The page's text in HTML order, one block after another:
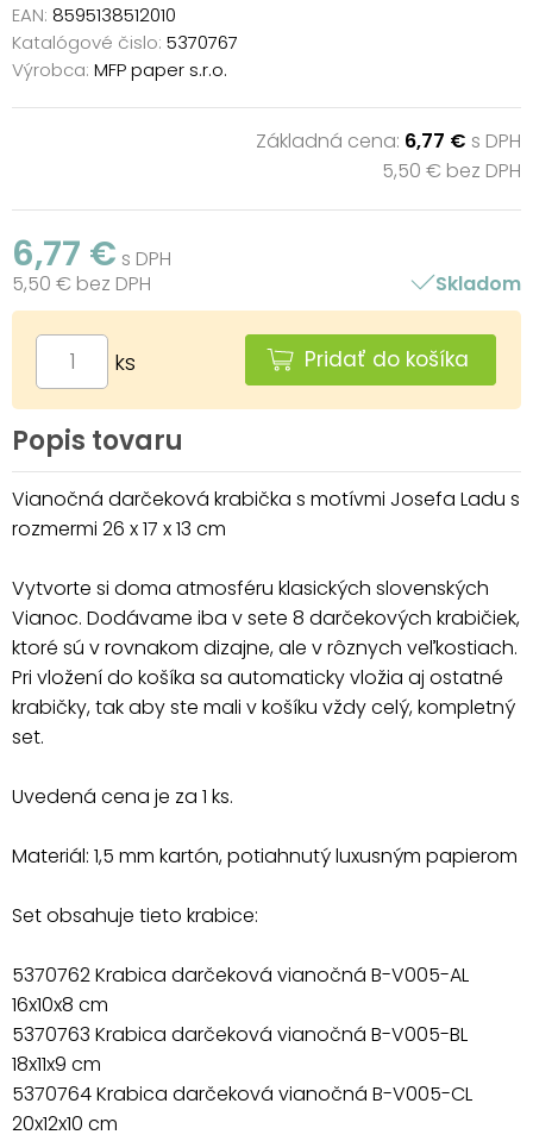
EAN: 8595138512010
Katalógové čislo: 5370767
Výrobca: MFP paper s.r.o.
Základná cena: 6,77 € s DPH
5,50 € bez DPH
6,77 € s DPH
5,50 € bez DPH
Skladom
ks Pridať do košíka
Popis tovaru
Vianočná darčeková krabička s motívmi Josefa Ladu s
rozmermi 26 x 17 x 13 cm
Vytvorte si doma atmosféru klasických slovenských
Vianoc. Dodávame iba v sete 8 darčekových krabičiek,
ktoré sú v rovnakom dizajne, ale v rôznych veľkostiach.
Pri vložení do košíka sa automaticky vložia aj ostatné
krabičky, tak aby ste mali v košíku vždy celý, kompletný
set.
Uvedená cena je za 1 ks.
Materiál: 1,5 mm kartón, potiahnutý luxusným papierom
Set obsahuje tieto krabice:
5370762 Krabica darčeková vianočná B-V005-AL
16x10x8 cm
5370763 Krabica darčeková vianočná B-V005-BL
18x11x9 cm
5370764 Krabica darčeková vianočná B-V005-CL
20x12x10 cm